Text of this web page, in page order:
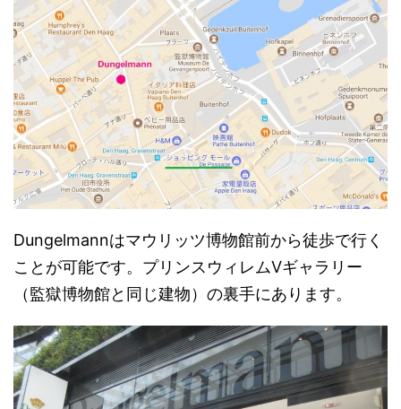
Dungelmannはマウリッツ博物館前から徒歩で行く
ことが可能です。プリンスウィレムVギャラリー
（監獄博物館と同じ建物）の裏手にあります。